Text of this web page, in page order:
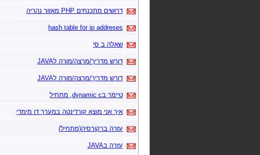
דרושים מתכנתים PHP מאזור נהריה
hash table for ip addreses
שאלה ב סי
דורש מדריך/מרצה/מורה לJAVA
דורש מדריך/מרצה/מורה לJAVA
טיימר בdynamic c, מתחיל
איך אני מוצא קורדינטה במערך דו מימדי
עזרה ברקורסיה(מתחיל)
עזרה בJAVA